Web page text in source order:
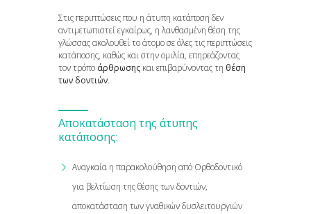
Στις περιπτώσεις που η άτυπη κατάποση δεν
αντιμετωπιστεί εγκαίρως, η λανθασμένη θέση της
γλώσσας ακολουθεί το άτομο σε όλες τις περιπτώσεις
κατάποσης, καθώς και στην ομιλία, επηρεάζοντας
τον τρόπο άρθρωσης και επιβαρύνοντας τη θέση
των δοντιών.
Αποκατάσταση της άτυπης
κατάποσης:
Αναγκαία η παρακολούθηση από Ορθοδοντικό
για βελτίωση της θέσης των δοντιών,
αποκατάσταση των γναθικών δυσλειτουργιών